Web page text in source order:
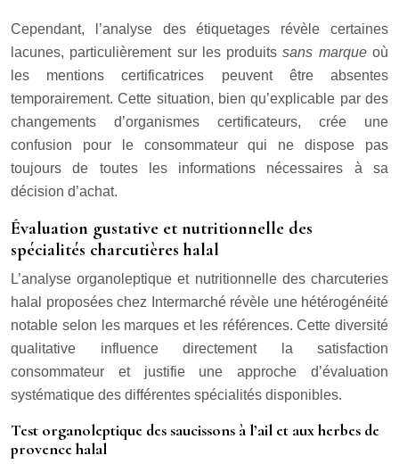
Cependant, l’analyse des étiquetages révèle certaines
lacunes, particulièrement sur les produitssans marqueoù
les mentions certificatrices peuvent être absentes
temporairement. Cette situation, bien qu’explicable par des
changements d’organismes certificateurs, crée une
confusion pour le consommateur qui ne dispose pas
toujours de toutes les informations nécessaires à sa
décision d’achat.
Évaluation gustative et nutritionnelle des
spécialités charcutières halal
L’analyse organoleptique et nutritionnelle des charcuteries
halal proposées chez Intermarché révèle une hétérogénéité
notable selon les marques et les références. Cette diversité
qualitative influence directement la satisfaction
consommateur et justifie une approche d’évaluation
systématique des différentes spécialités disponibles.
Test organoleptique des saucissons à l’ail et aux herbes de
provence halal